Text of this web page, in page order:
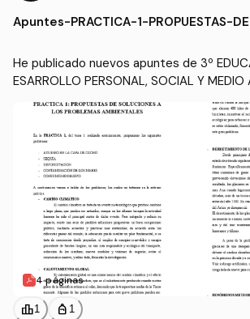
SOCIAL Y MEDIO AMBIEN
Apuntes-PRACTICA-1-PROPUESTAS-
He publicado nuevos apuntes de 3º
ESARROLLO PERSONAL, SOCIAL Y MEDIO
TICA-1-PROPUESTAS-DE-SOLUCIONES-
S-AMBIENTALES.pdf
4 páginas
leaderboard1 personal_bag 1